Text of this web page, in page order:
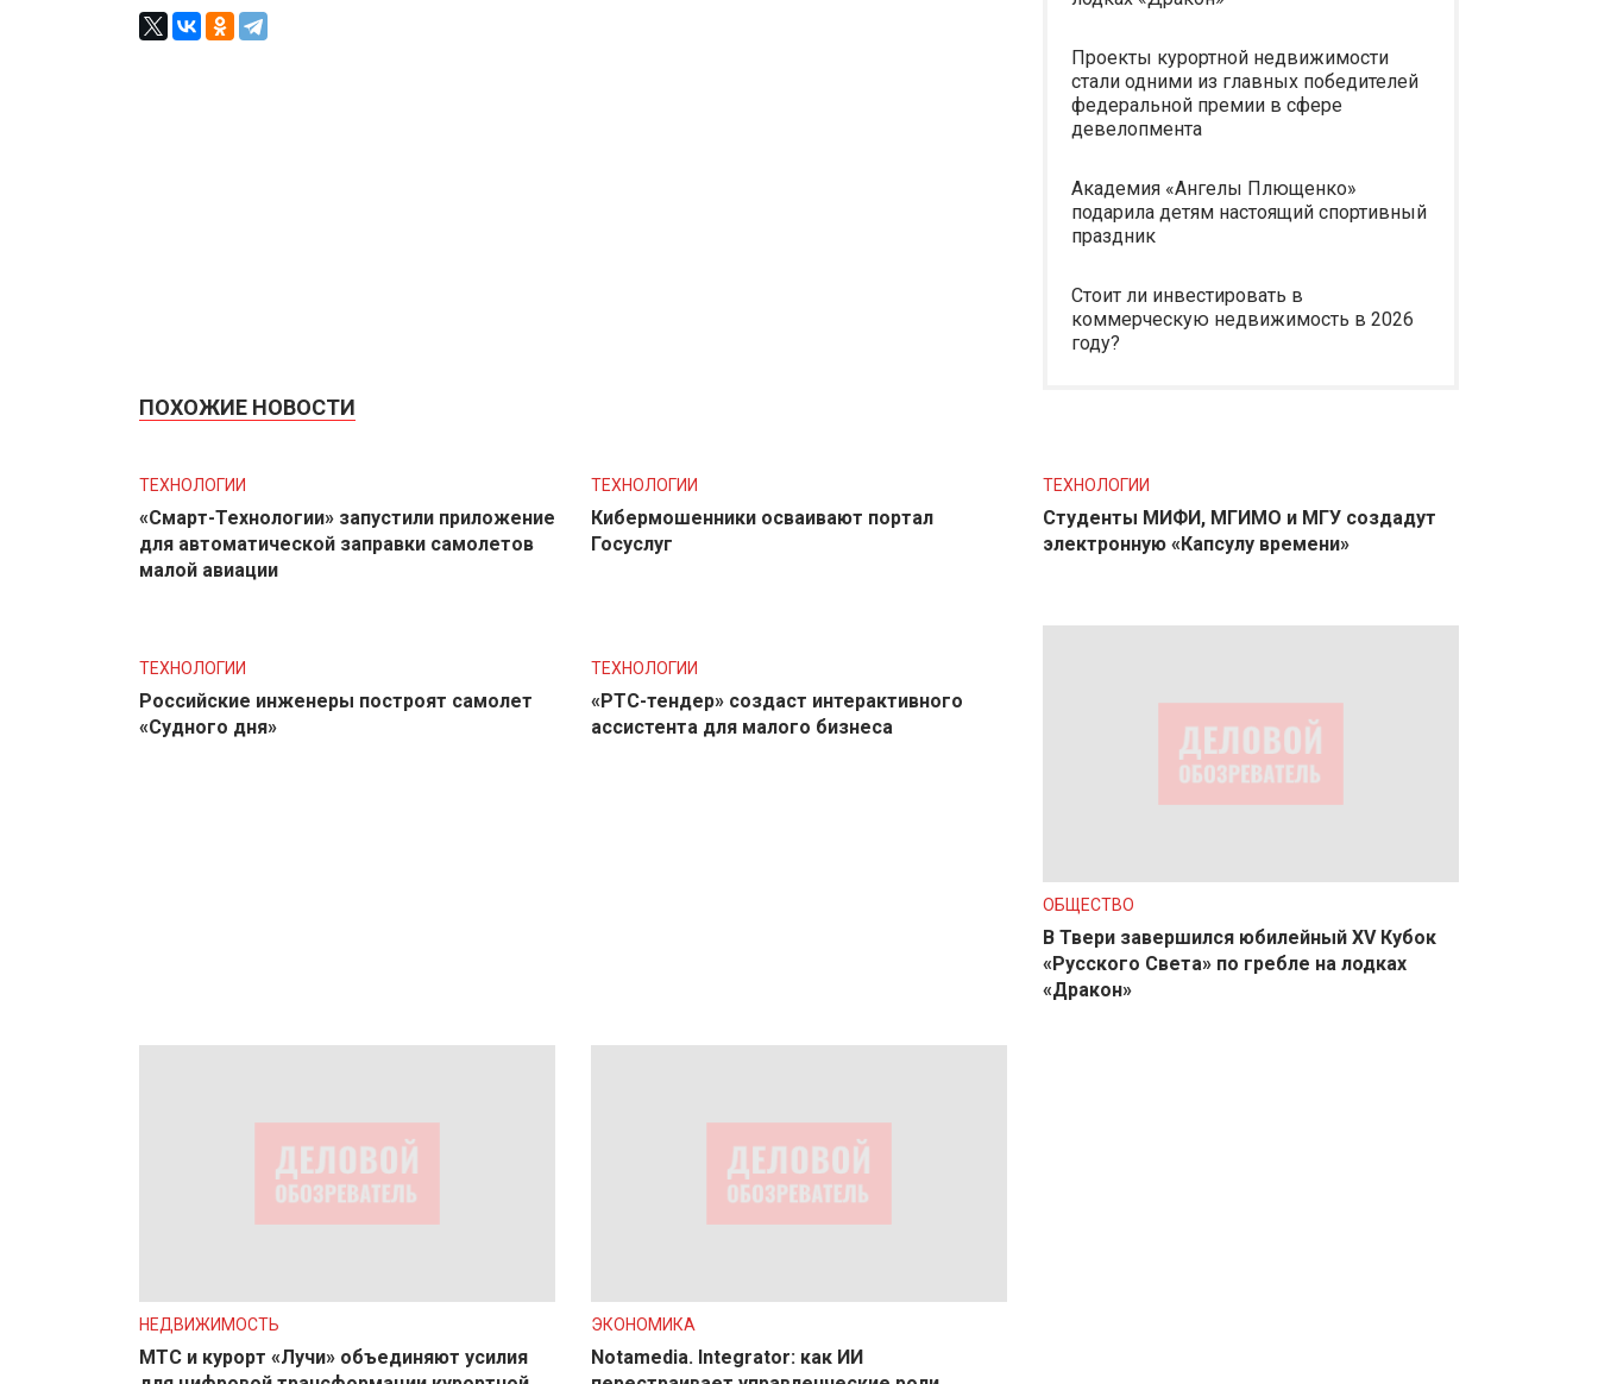
Проекты курортной недвижимости
стали одними из главных победителей
федеральной премии в сфере
девелопмента
Академия «Ангелы Плющенко»
подарила детям настоящий спортивный
праздник
Стоит ли инвестировать в
коммерческую недвижимость в 2026
году?
ПОХОЖИЕ НОВОСТИ
ТЕХНОЛОГИИ
«Смарт-Технологии» запустили приложение
для автоматической заправки самолетов
малой авиации
ТЕХНОЛОГИИ
Кибермошенники осваивают портал
Госуслуг
ТЕХНОЛОГИИ
Студенты МИФИ, МГИМО и МГУ создадут
электронную «Капсулу времени»
ТЕХНОЛОГИИ
Российские инженеры построят самолет
«Судного дня»
ТЕХНОЛОГИИ
«РТС-тендер» создаст интерактивного
ассистента для малого бизнеса
ОБЩЕСТВО
В Твери завершился юбилейный XV Кубок
«Русского Света» по гребле на лодках
«Дракон»
НЕДВИЖИМОСТЬ
МТС и курорт «Лучи» объединяют усилия
ЭКОНОМИКА
Notamedia. Integrator: как ИИ